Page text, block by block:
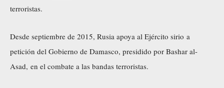
terroristas.
Desde septiembre de 2015, Rusia apoya al Ejército sirio a
petición del Gobierno de Damasco, presidido por Bashar al-
Asad, en el combate a las bandas terroristas.